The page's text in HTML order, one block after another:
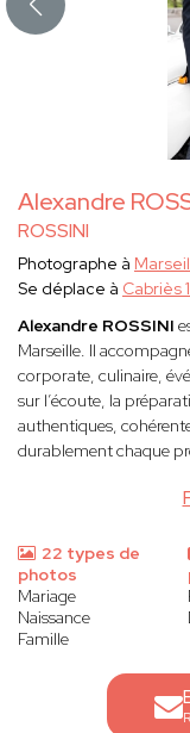
Alexandre
ROSSINI
Photographe à
Se déplace à Cabriès
Alexandre ROSSINI
Marseille. Il
corporate, culinaire,
sur l’écoute, la
authentiques,
durablement chaque
22 types de
photos
Mariage
Naissance
Famille